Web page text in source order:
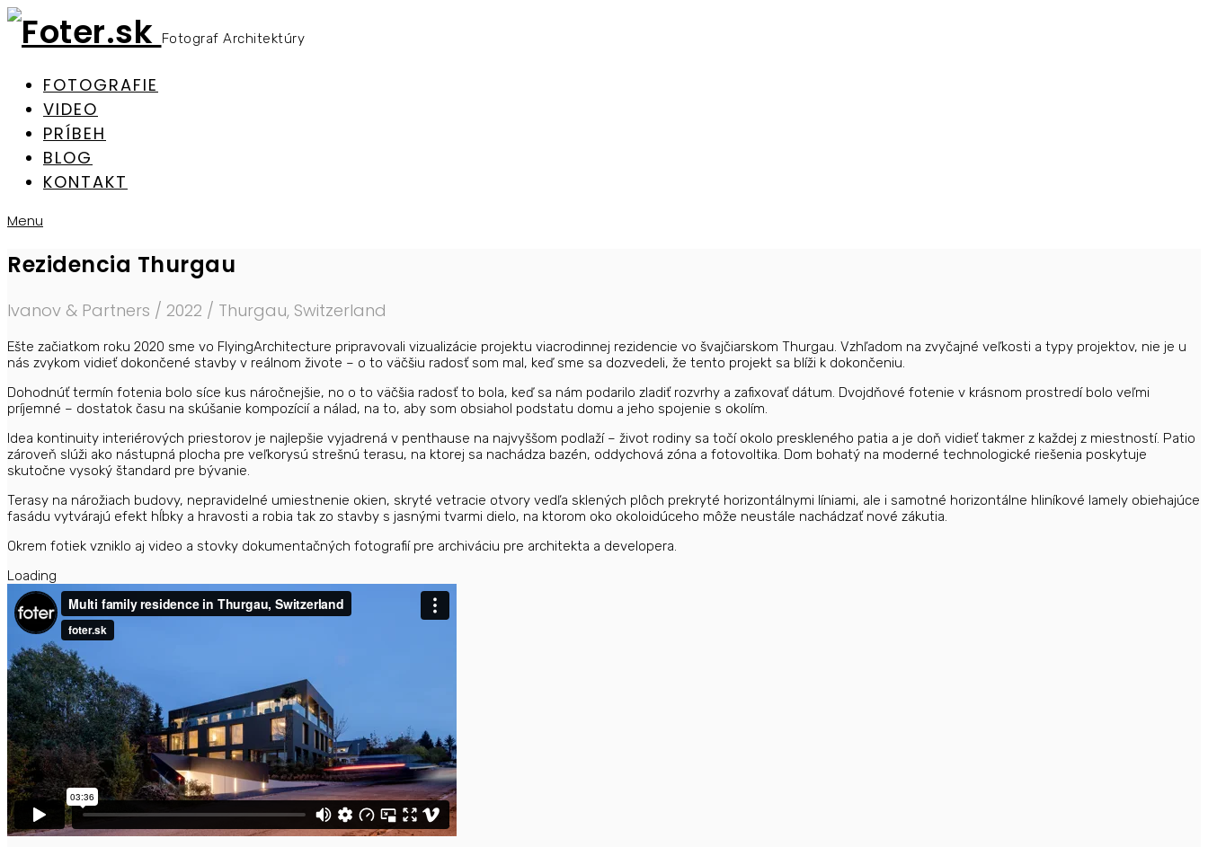
Fotograf Architektúry
FOTOGRAFIE
VIDEO
PRÍBEH
BLOG
KONTAKT
Menu
Rezidencia Thurgau
Ivanov & Partners / 2022 / Thurgau, Switzerland
Ešte začiatkom roku 2020 sme vo FlyingArchitecture pripravovali vizualizácie projektu viacrodinnej rezidencie vo švajčiarskom Thurgau. Vzhľadom na zvyčajné veľkosti a typy projektov, nie je u
nás zvykom vidieť dokončené stavby v reálnom živote – o to väčšiu radosť som mal, keď sme sa dozvedeli, že tento projekt sa blíži k dokončeniu.
Dohodnúť termín fotenia bolo síce kus náročnejšie, no o to väčšia radosť to bola, keď sa nám podarilo zladiť rozvrhy a zafixovať dátum. Dvojdňové fotenie v krásnom prostredí bolo veľmi
príjemné – dostatok času na skúšanie kompozícií a nálad, na to, aby som obsiahol podstatu domu a jeho spojenie s okolím.
Idea kontinuity interiérových priestorov je najlepšie vyjadrená v penthause na najvyššom podlaží – život rodiny sa točí okolo preskleného patia a je doň vidieť takmer z každej z miestností. Patio
zároveň slúži ako nástupná plocha pre veľkorysú strešnú terasu, na ktorej sa nachádza bazén, oddychová zóna a fotovoltika. Dom bohatý na moderné technologické riešenia poskytuje
skutočne vysoký štandard pre bývanie.
Terasy na nárožiach budovy, nepravidelné umiestnenie okien, skryté vetracie otvory vedľa sklených plôch prekryté horizontálnymi líniami, ale i samotné horizontálne hliníkové lamely obiehajúce
fasádu vytvárajú efekt hĺbky a hravosti a robia tak zo stavby s jasnými tvarmi dielo, na ktorom oko okoloidúceho môže neustále nachádzať nové zákutia.
Okrem fotiek vzniklo aj video a stovky dokumentačných fotografií pre archiváciu pre architekta a developera.
Loading